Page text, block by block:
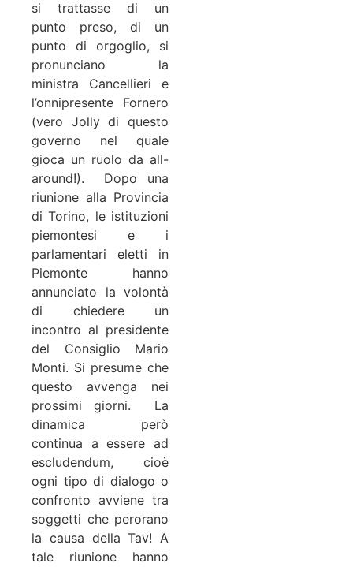
si trattasse di un
punto preso, di un
punto di orgoglio, si
pronunciano la
ministra Cancellieri e
l’onnipresente Fornero
(vero Jolly di questo
governo nel quale
gioca un ruolo da all-
around!). Dopo una
riunione alla Provincia
di Torino, le istituzioni
piemontesi e i
parlamentari eletti in
Piemonte hanno
annunciato la volontà
di chiedere un
incontro al presidente
del Consiglio Mario
Monti. Si presume che
questo avvenga nei
prossimi giorni. La
dinamica però
continua a essere ad
escludendum, cioè
ogni tipo di dialogo o
confronto avviene tra
soggetti che perorano
la causa della Tav! A
tale riunione hanno